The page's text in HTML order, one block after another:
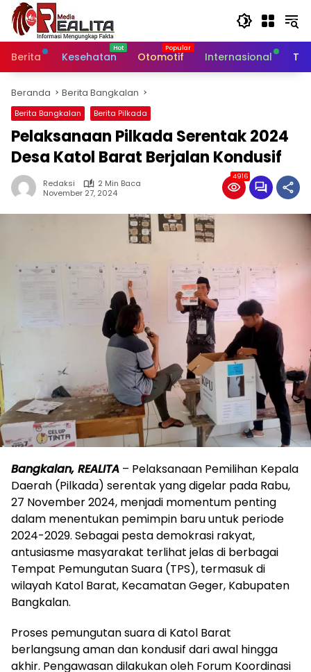
Langsung
konten
Berita
Kesehatan Otomotif Internasional
Beranda Berita Bangkalan
Berita Bangkalan Berita Pilkada
Pelaksanaan Pilkada Serentak 2024
Desa Katol Barat Berjalan Kondusif
Redaksi
2 Min Baca
November 27, 2024
4916
Bangkalan, REALITA – Pelaksanaan Pemilihan Kepala
Daerah (Pilkada) serentak yang digelar pada Rabu,
27 November 2024, menjadi momentum penting
dalam menentukan pemimpin baru untuk periode
2024-2029. Sebagai pesta demokrasi rakyat,
antusiasme masyarakat terlihat jelas di berbagai
Tempat Pemungutan Suara (TPS), termasuk di
wilayah Katol Barat, Kecamatan Geger, Kabupaten
Bangkalan.
Proses pemungutan suara di Katol Barat
berlangsung aman dan kondusif dari awal hingga
akhir. Pengawasan dilakukan oleh Forum Koordinasi